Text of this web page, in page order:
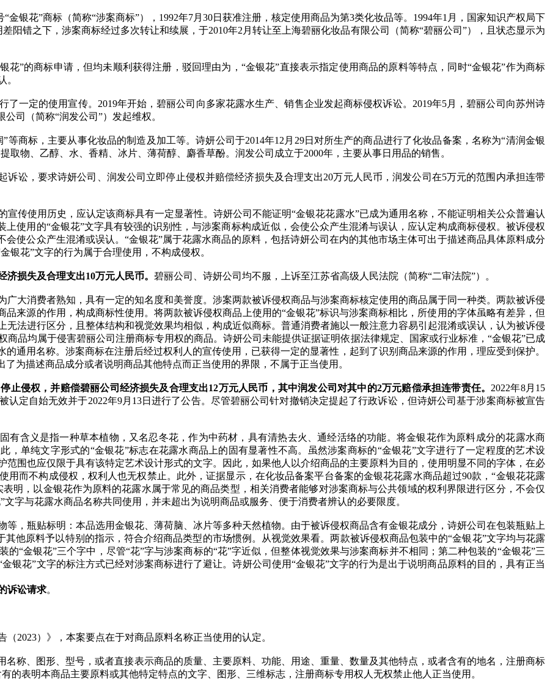
金银花”商标（简称“涉案商标”），1992年7月30日获准注册，核定使用商品为第3类化妆品等。1994年1月，国家知识产权局下
阳错之下，涉案商标经过多次转让和续展，于2010年2月转让至上海碧丽化妆品有限公司（简称“碧丽公司”），且状态显示为
花”的商标申请，但均未顺利获得注册，驳回理由为，“金银花”直接表示指定使用商品的原料等特点，同时“金银花”作为商标
。
一定的使用宣传。2019年开始，碧丽公司向多家花露水生产、销售企业发起商标侵权诉讼。2019年5月，碧丽公司向苏州诗
司（简称“润发公司”）发起维权。
等商标，主要从事化妆品的制造及加工等。诗妍公司于2014年12月29日对所生产的商品进行了化妆品备案，名称为“清润金银
取物、乙醇、水、香精、冰片、薄荷醇、麝香草酚。润发公司成立于2000年，主要从事日用品的销售。
诉讼，要求诗妍公司、润发公司立即停止侵权并赔偿经济损失及合理支出20万元人民币，润发公司在5万元的范围内承担连带
宣传使用历史，应认定该商标具有一定显著性。诗妍公司不能证明“金银花花露水”已成为通用名称，不能证明相关公众普遍认
使用的“金银花”文字具有较强的识别性，与涉案商标构成近似，会使公众产生混淆与误认，应认定构成商标侵权。被诉侵权
使公众产生混淆或误认。“金银花”属于花露水商品的原料，包括诗妍公司在内的其他市场主体可出于描述商品具体原料成分
银花”文字的行为属于合理使用，不构成侵权。
济损失及合理支出10万元人民币。 碧丽公司、诗妍公司均不服，上诉至江苏省高级人民法院（简称“二审法院”）。
广大消费者熟知，具有一定的知名度和美誉度。涉案两款被诉侵权商品与涉案商标核定使用的商品属于同一种类。两款被诉侵
来源的作用，构成商标性使用。将两款被诉侵权商品上使用的“金银花”标识与涉案商标相比，所使用的字体虽略有差异，但
法进行区分，且整体结构和视觉效果均相似，构成近似商标。普通消费者施以一般注意力容易引起混淆或误认，认为被诉侵
品均属于侵害碧丽公司注册商标专用权的商品。诗妍公司未能提供证据证明依据法律规定、国家或行业标准，“金银花”已成
通用名称。涉案商标在注册后经过权利人的宣传使用，已获得一定的显著性，起到了识别商品来源的作用，理应受到保护。
为描述商品成分或者说明商品其他特点而正当使用的界限，不属于正当使用。
止侵权，并赔偿碧丽公司经济损失及合理支出12万元人民币，其中润发公司对其中的2万元赔偿承担连带责任。2022年8月15
认定自始无效并于2022年9月13日进行了公告。尽管碧丽公司针对撤销决定提起了行政诉讼，但诗妍公司基于涉案商标被宣告
有含义是指一种草本植物，又名忍冬花，作为中药材，具有清热去火、通经活络的功能。将金银花作为原料成分的花露水商
，单纯文字形式的“金银花”标志在花露水商品上的固有显著性不高。虽然涉案商标的“金银花”文字进行了一定程度的艺术设
围也应仅限于具有该特定艺术设计形式的文字。因此，如果他人以介绍商品的主要原料为目的，使用明显不同的字体，在必
而不构成侵权，权利人也无权禁止。此外，证据显示，在化妆品备案平台备案的金银花花露水商品超过90款，“金银花花露
明，以金银花作为原料的花露水属于常见的商品类型，相关消费者能够对涉案商标与公共领域的权利界限进行区分，不会仅
字与花露水商品名称共同使用，并未超出为说明商品或服务、便于消费者辨认的必要限度。
，瓶贴标明：本品选用金银花、薄荷脑、冰片等多种天然植物。由于被诉侵权商品含有金银花成分，诗妍公司在包装瓶贴上
他原料予以特别的指示，符合介绍商品类型的市场惯例。从视觉效果看。两款被诉侵权商品包装中的“金银花”文字均与花露
“金银花”三个字中，尽管“花”字与涉案商标的“花”字近似，但整体视觉效果与涉案商标并不相同；第二种包装的“金银花”三
银花”文字的标注方式已经对涉案商标进行了避让。诗妍公司使用“金银花”文字的行为是出于说明商品原料的目的，具有正当
诉讼请求。
2023）》，本案要点在于对商品原料名称正当使用的认定。
名称、图形、型号，或者直接表示商品的质量、主要原料、功能、用途、重量、数量及其他特点，或者含有的地名，注册商标
的表明本商品主要原料或其他特定特点的文字、图形、三维标志，注册商标专用权人无权禁止他人正当使用。